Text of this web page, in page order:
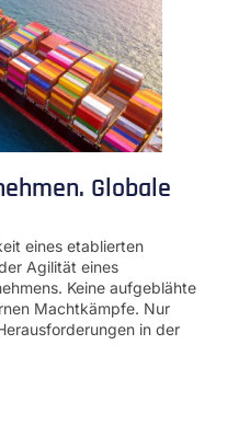
Globale
eines etablierten
Agilität eines
Keine aufgeblähte
Machtkämpfe. Nur
in der